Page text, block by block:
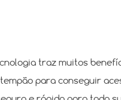
traz muitos
para conseguir